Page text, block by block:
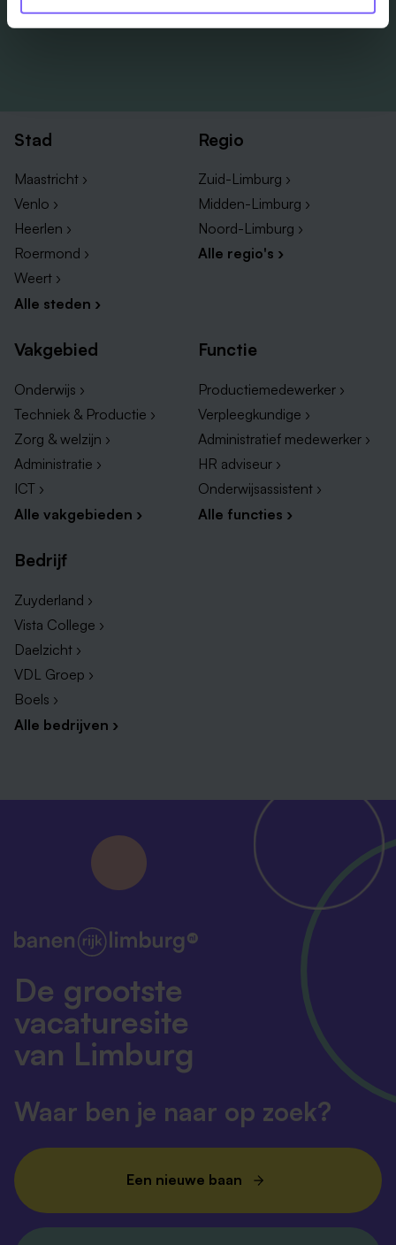
Stad
Maastricht ›
Venlo ›
Heerlen ›
Roermond ›
Weert ›
Alle steden ›
Regio
Zuid-Limburg ›
Midden-Limburg ›
Noord-Limburg ›
Alle regio's ›
Vakgebied
Onderwijs ›
Techniek & Productie ›
Zorg & welzijn ›
Administratie ›
ICT ›
Alle vakgebieden ›
Functie
Productiemedewerker ›
Verpleegkundige ›
Administratief medewerker ›
HR adviseur ›
Onderwijsassistent ›
Alle functies ›
Bedrijf
Zuyderland ›
Vista College ›
Daelzicht ›
VDL Groep ›
Boels ›
Alle bedrijven ›
De grootste
vacaturesite
van Limburg
Waar ben je naar op zoek?
Een nieuwe baan